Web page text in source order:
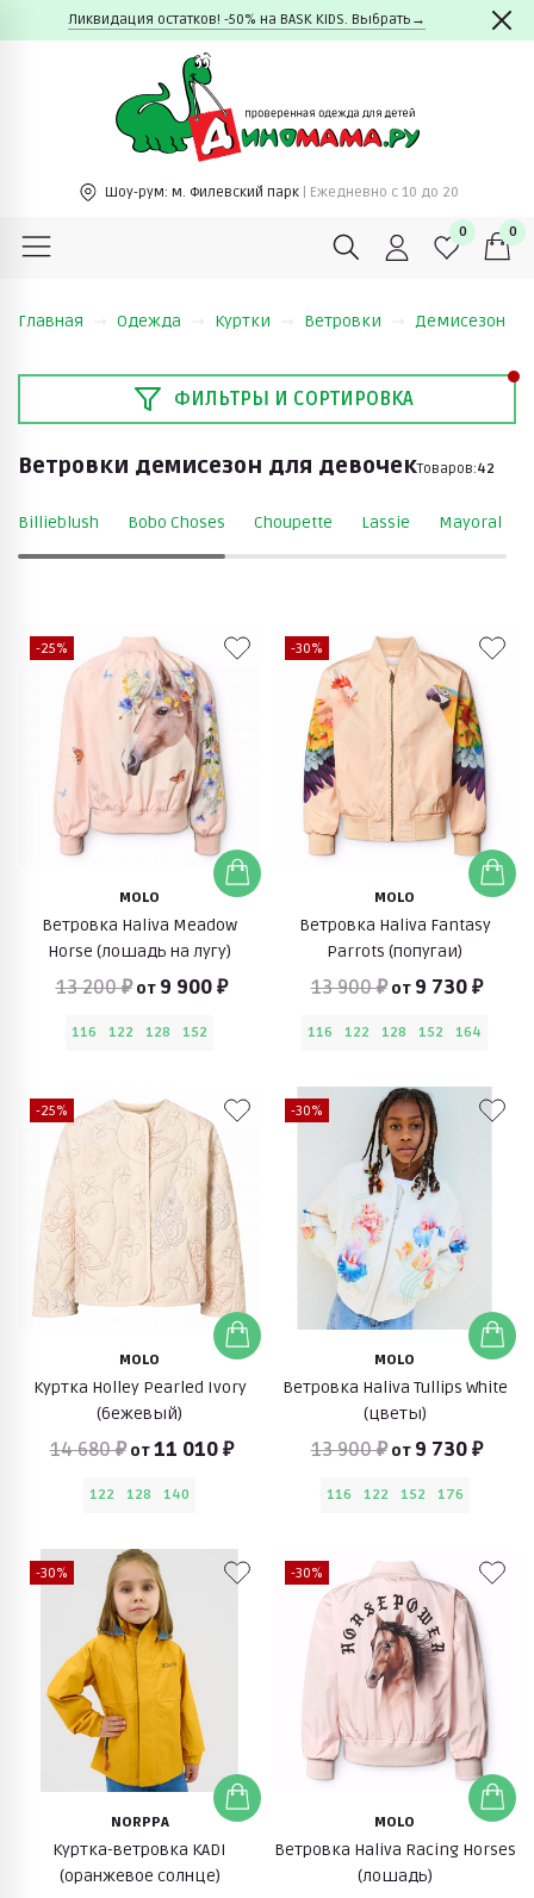
Ликвидация остатков! -50% на BASK KIDS. Выбрать→
Шоу-рум: м. Филевский парк | Ежедневно c 10 до 20
0 0
Главная Одежда Куртки Ветровки Демисезон
ФИЛЬТРЫ И СОРТИРОВКА
Ветровки демисезон для девочекТоваров:42
Billieblush Bobo Choses Choupette Lassie Mayoral
-25%
MOLO
Ветровка Haliva Meadow
Horse (лошадь на лугу)
13 200 ₽ от 9 900 ₽
116 122 128 152
-30%
MOLO
Ветровка Haliva Fantasy
Parrots (попугаи)
13 900 ₽ от 9 730 ₽
116 122 128 152 164
-25%
MOLO
Куртка Holley Pearled Ivory
(бежевый)
14 680 ₽ от11 010 ₽
122 128 140
-30%
MOLO
Ветровка Haliva Tullips White
(цветы)
13 900 ₽ от 9 730 ₽
116 122 152 176
-30%
NORPPA
Куртка-ветровка KADI
(оранжевое солнце)
-30%
MOLO
Ветровка Haliva Racing Horses
(лошадь)